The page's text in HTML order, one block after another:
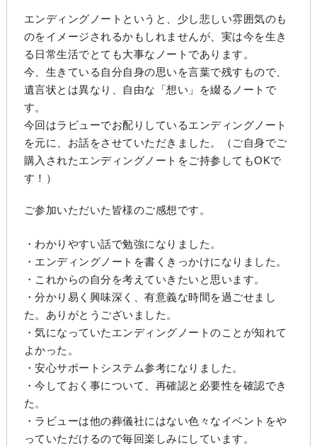
エンディングノートというと、少し悲しい雰囲気のも
のをイメージされるかもしれませんが、実は今を生き
る日常生活でとても大事なノートであります。
今、生きている自分自身の思いを言葉で残すもので、
遺言状とは異なり、自由な「想い」を綴るノートで
す。
今回はラビューでお配りしているエンディングノート
を元に、お話をさせていただきました。（ご自身でご
購入されたエンディングノートをご持参してもOKで
す！）
ご参加いただいた皆様のご感想です。
・わかりやすい話で勉強になりました。
・エンディングノートを書くきっかけになりました。
・これからの自分を考えていきたいと思います。
・分かり易く興味深く、有意義な時間を過ごせまし
た。ありがとうございました。
・気になっていたエンディングノートのことが知れて
よかった。
・安心サポートシステム参考になりました。
・今しておく事について、再確認と必要性を確認でき
た。
・ラビューは他の葬儀社にはない色々なイベントをや
っていただけるので毎回楽しみにしています。